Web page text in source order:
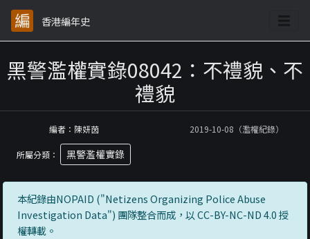
香港編年史
黑警濫權實錄08042：不禮貌、不
禮貌
編者：陳妍茵 2019-10-08（濫權紀錄）
所屬分類： 黑警濫權實錄
本紀錄由NOPAID ("Netizens Organizing Police Abuse
Investigation Data") 團隊整合而成，以 CC-BY-NC-ND 4.0 授
權轉載。